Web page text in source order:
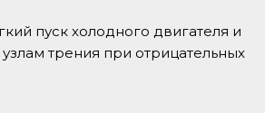
пуск холодного двигателя и
трения при отрицательных